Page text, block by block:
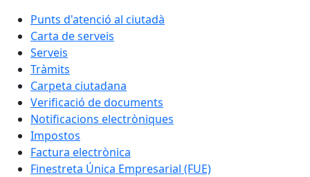
Punts d'atenció al ciutadà
Carta de serveis
Serveis
Tràmits
Carpeta ciutadana
Verificació de documents
Notificacions electròniques
Impostos
Factura electrònica
Finestreta Única Empresarial (FUE)